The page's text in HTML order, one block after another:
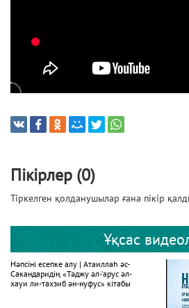
Пікірлер (0)
Тіркелген қолданушылар ғана пікір
Ұқсас
Нәпсіні есепке алу | Атаиллаһ әс-
Сакандаридің «Тәджу әл-‘арус әл-
хауи ли-тахзиб ән-нуфус» кітабы